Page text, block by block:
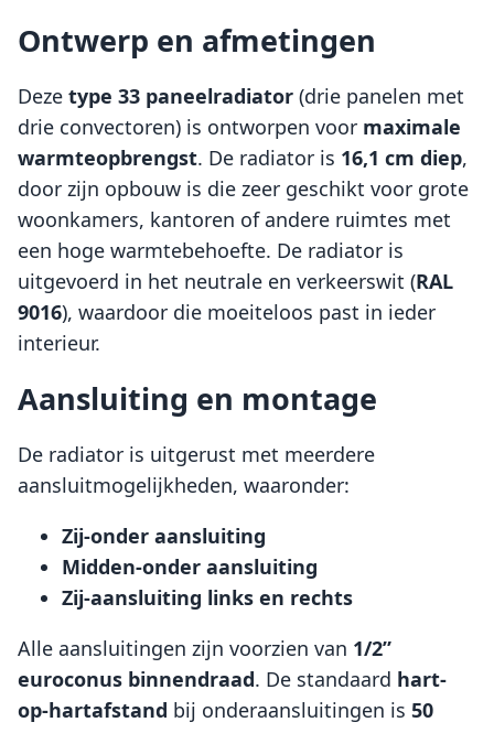
Ontwerp en afmetingen
Deze type 33 paneelradiator (drie panelen met
drie convectoren) is ontworpen voor maximale
warmteopbrengst. De radiator is 16,1 cm diep,
door zijn opbouw is die zeer geschikt voor grote
woonkamers, kantoren of andere ruimtes met
een hoge warmtebehoefte. De radiator is
uitgevoerd in het neutrale en verkeerswit (RAL
9016), waardoor die moeiteloos past in ieder
interieur.
Aansluiting en montage
De radiator is uitgerust met meerdere
aansluitmogelijkheden, waaronder:
Zij-onder aansluiting
Midden-onder aansluiting
Zij-aansluiting links en rechts
Alle aansluitingen zijn voorzien van 1/2”
euroconus binnendraad. De standaard hart-
op-hartafstand bij onderaansluitingen is 50